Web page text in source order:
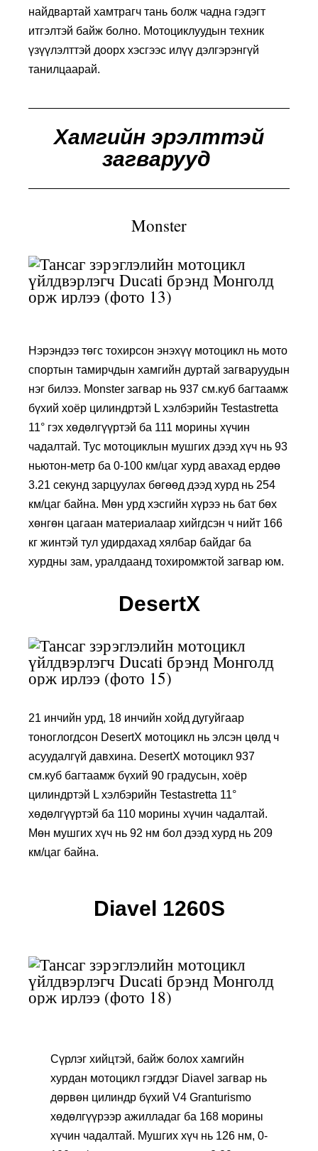
найдвартай хамтрагч тань болж чадна гэдэгт
итгэлтэй байж болно. Мотоциклуудын техник
үзүүлэлттэй доорх хэсгээс илүү дэлгэрэнгүй
танилцаарай.
Хамгийн эрэлттэй
загварууд
Monster
Нэрэндээ төгс тохирсон энэхүү мотоцикл нь мото
спортын тамирчдын хамгийн дуртай загваруудын
нэг билээ. Monster загвар нь 937 см.куб багтаамж
бүхий хоёр цилиндртэй L хэлбэрийн Testastretta
11° гэх хөдөлгүүртэй ба 111 морины хүчин
чадалтай. Тус мотоциклын мушгих дээд хүч нь 93
ньютон-метр ба 0-100 км/цаг хурд авахад ердөө
3.21 секунд зарцуулах бөгөөд дээд хурд нь 254
км/цаг байна. Мөн урд хэсгийн хүрээ нь бат бөх
хөнгөн цагаан материалаар хийгдсэн ч нийт 166
кг жинтэй тул удирдахад хялбар байдаг ба
хурдны зам, уралдаанд тохиромжтой загвар юм.
DesertX
21 инчийн урд, 18 инчийн хойд дугуйгаар
тоноглогдсон DesertX мотоцикл нь элсэн цөлд ч
асуудалгүй давхина. DesertX мотоцикл 937
см.куб багтаамж бүхий 90 градусын, хоёр
цилиндртэй L хэлбэрийн Testastretta 11°
хөдөлгүүртэй ба 110 морины хүчин чадалтай.
Мөн мушгих хүч нь 92 нм бол дээд хурд нь 209
км/цаг байна.
Diavel 1260S
Сүрлэг хийцтэй, байж болох хамгийн
хурдан мотоцикл гэгддэг Diavel загвар нь
дөрвөн цилиндр бүхий V4 Granturismo
хөдөлгүүрээр ажилладаг ба 168 морины
хүчин чадалтай. Мушгих хүч нь 126 нм, 0-